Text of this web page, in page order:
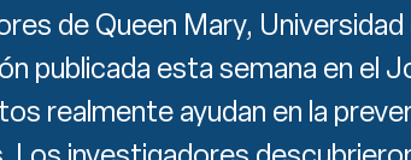
de Queen Mary,
publicada esta semana en el
realmente ayudan en la